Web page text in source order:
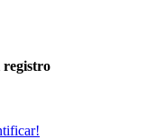
registro